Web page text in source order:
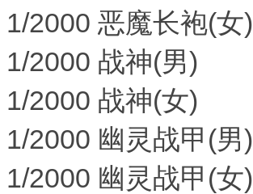
1/2000 恶魔长袍(女)
1/2000 战神(男)
1/2000 战神(女)
1/2000 幽灵战甲(男)
1/2000 幽灵战甲(女)